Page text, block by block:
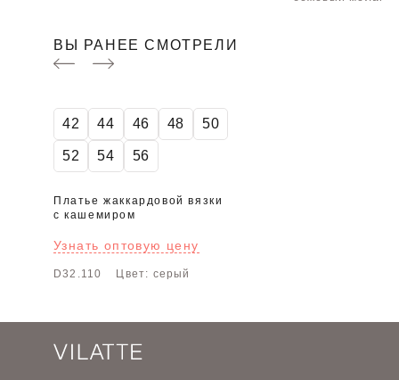
ВЫ РАНЕЕ СМОТРЕЛИ
42 44 46 48 50
52 54 56
Платье жаккардовой вязки
с кашемиром
Узнать оптовую цену
D32.110 Цвет: серый